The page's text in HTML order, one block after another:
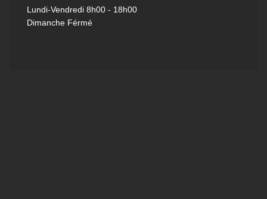
Lundi-Vendredi 8h00 - 18h00
Dimanche Férmé